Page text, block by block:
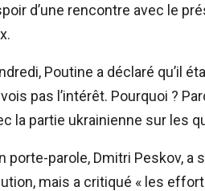
d’une rencontre avec le
Poutine a déclaré qu’il
pas l’intérêt. Pourquoi ?
la partie ukrainienne sur les
porte-parole, Dmitri Peskov,
mais a critiqué « les